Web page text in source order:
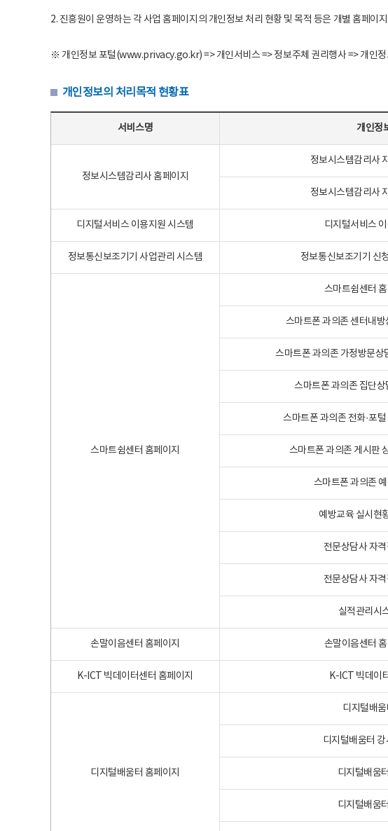
2. 진흥원이 운영하는 각 사업 홈페이지의 개인정보 처리 현황 및 목적 등은 개별 홈페이
※ 개인정보 포털(www.privacy.go.kr) => 개인서비스 => 정보주체 권리행사 => 개인
개인정보의 처리목적 현황표
서비스명 개인정
정보시스템감리사 홈페이지
정보시스템감리사
정보시스템감리사
디지털서비스 이용지원 시스템 디지털서비스
정보통신보조기기 사업관리 시스템 정보통신보조기기 신
스마트쉼센터 홈페이지
스마트쉼센터
스마트폰 과의존 센터내
스마트폰 과의존 가정방문상
스마트폰 과의존 집단
스마트폰 과의존 전화·포
스마트폰 과의존 게시판
스마트폰 과의존
예방교육 실시현
전문상담사 자
전문상담사 자
실적관리시
손말이음센터 홈페이지 손말이음센터
K-ICT 빅데이터센터 홈페이지 K-ICT 빅데이
디지털배움터 홈페이지
디지털배움
디지털배움터
디지털배움
디지털배움